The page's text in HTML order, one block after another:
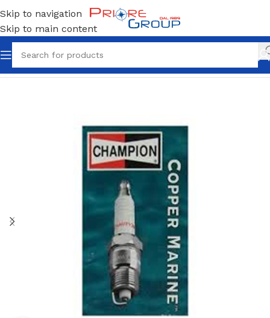
Skip to navigation
Skip to main content
Home Candele